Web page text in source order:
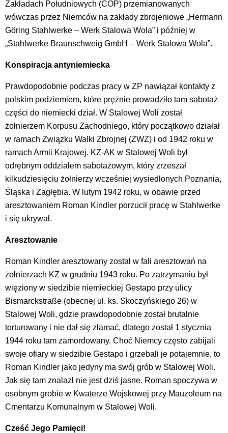
Zakładach Południowych (COP) przemianowanych
wówczas przez Niemców na zakłady zbrojeniowe „Hermann
Göring Stahlwerke – Werk Stalowa Wola” i później w
„Stahlwerke Braunschweig GmbH – Werk Stalowa Wola”.
Konspiracja antyniemiecka
Prawdopodobnie podczas pracy w ZP nawiązał kontakty z
polskim podziemiem, które prężnie prowadziło tam sabotaż
części do niemiecki dział. W Stalowej Woli został
żołnierzem Korpusu Zachodniego, który początkowo działał
w ramach Związku Walki Zbrojnej (ZWZ) i od 1942 roku w
ramach Armii Krajowej. KZ-AK w Stalowej Woli był
odrębnym oddziałem sabotażowym, który zrzeszał
kilkudziesięciu żołnierzy wcześniej wysiedlonych Poznania,
Śląska i Zagłębia. W lutym 1942 roku, w obawie przed
aresztowaniem Roman Kindler porzucił pracę w Stahlwerke
i się ukrywał.
Aresztowanie
Roman Kindler aresztowany został w fali aresztowań na
żołnierzach KZ w grudniu 1943 roku. Po zatrzymaniu był
więziony w siedzibie niemieckiej Gestapo przy ulicy
Bismarckstraße (obecnej ul. ks. Skoczyńskiego 26) w
Stalowej Woli, gdzie prawdopodobnie został brutalnie
torturowany i nie dał się złamać, dlatego został 1 stycznia
1944 roku tam zamordowany. Choć Niemcy często zabijali
swoje ofiary w siedzibie Gestapo i grzebali je potajemnie, to
Roman Kindler jako jedyny ma swój grób w Stalowej Woli.
Jak się tam znalazł nie jest dziś jasne. Roman spoczywa w
osobnym grobie w Kwaterze Wojskowej przy Mauzoleum na
Cmentarzu Komunalnym w Stalowej Woli.
Cześć Jego Pamięci!